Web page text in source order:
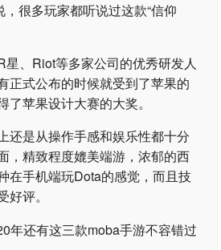
很多玩家都听说过这款“信仰
星、Riot等多家公司的优秀研发人
正式公布的时候就受到了苹果的
苹果设计大赛的大奖。
还是从操作手感和娱乐性都十分
，精致程度媲美端游，浓郁的西
在手机端玩Dota的感觉，而且技
评。